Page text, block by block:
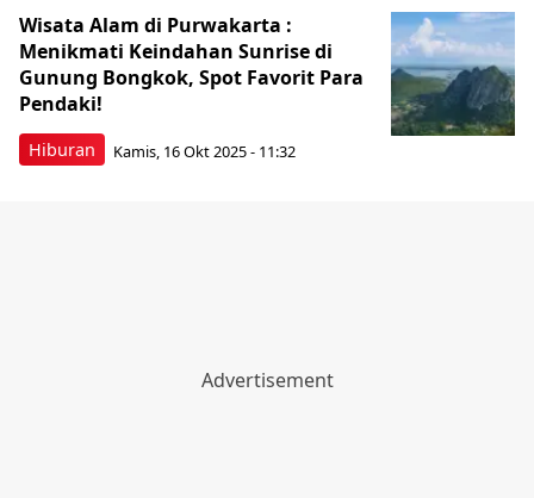
Hiburan
Wisata Alam di Purwakarta :
Menikmati Keindahan Sunrise di
Gunung Bongkok, Spot Favorit Para
Pendaki!
Kamis, 16 Okt 2025 - 11:32